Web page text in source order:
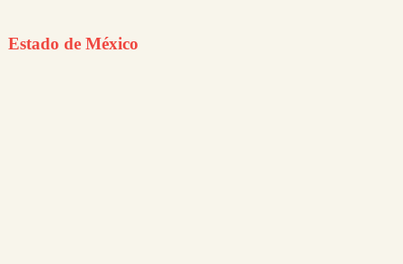
Estado de México